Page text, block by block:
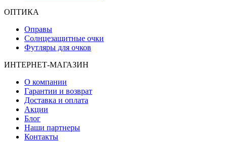
ОПТИКА
Оправы
Солнцезащитные очки
Футляры для очков
ИНТЕРНЕТ-МАГАЗИН
О компании
Гарантии и возврат
Доставка и оплата
Акции
Блог
Наши партнеры
Контакты